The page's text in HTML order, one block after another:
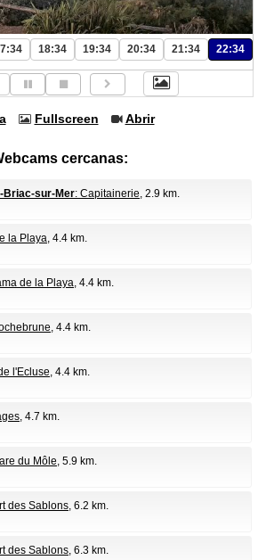
18:34 19:34 20:34 21:34 22:34
Fullscreen Abrir
cercanas:
Briac-sur-Mer: Capitainerie, 2.9 km.
la Playa, 4.4 km.
de la Playa, 4.4 km.
, 4.4 km.
l'Ecluse, 4.4 km.
, 4.7 km.
du Môle, 5.9 km.
des Sablons, 6.2 km.
des Sablons, 6.3 km.